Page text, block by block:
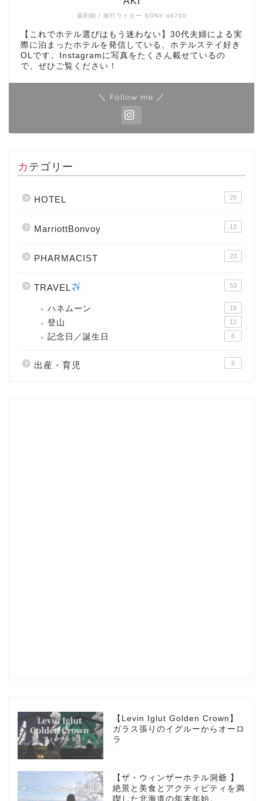
薬剤師 / 旅行ライター SONY α6700
【これでホテル選びはもう迷わない】30代夫婦による実
際に泊まったホテルを発信している、ホテルステイ好き
OLです。Instagramに写真をたくさん載せているの
で、ぜひご覧ください！
＼ Follow me ／
カテゴリー
HOTEL 29
MarriottBonvoy 13
PHARMACIST 23
TRAVEL 53
ハネムーン 19
登山 12
記念日／誕生日 6
出産・育児 6
【Levin Iglut Golden Crown】
ガラス張りのイグルーからオーロ
ラ
【ザ・ウィンザーホテル洞爺 】
絶景と美食とアクティビティを満
喫した北海道の年末年始。
HOTEL
TRAVEL